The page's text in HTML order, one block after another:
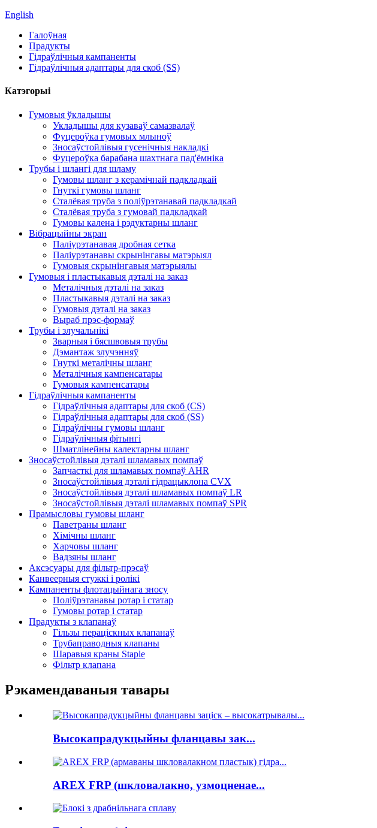
English
Галоўная
Прадукты
Гідраўлічныя кампаненты
Гідраўлічныя адаптары для скоб (SS)
Катэгорыі
Гумовыя ўкладышы
Укладышы для кузаваў самазвалаў
Фуцероўка гумовых млыноў
Зносаўстойлівыя гусенічныя накладкі
Фуцероўка барабана шахтнага пад'ёмніка
Трубы і шлангі для шламу
Гумовы шланг з керамічнай падкладкай
Гнуткі гумовы шланг
Сталёвая труба з поліўрэтанавай падкладкай
Сталёвая труба з гумовай падкладкай
Гумовы калена і рэдуктарны шланг
Вібрацыйны экран
Паліурэтанавая дробная сетка
Паліурэтанавы скрынінгавы матэрыял
Гумовыя скрынінгавыя матэрыялы
Гумовыя і пластыкавыя дэталі на заказ
Металічныя дэталі на заказ
Пластыкавыя дэталі на заказ
Гумовыя дэталі на заказ
Выраб прэс-формаў
Трубы і злучальнікі
Зварныя і бясшвовыя трубы
Дэмантаж злучэнняў
Гнуткі металічны шланг
Металічныя кампенсатары
Гумовыя кампенсатары
Гідраўлічныя кампаненты
Гідраўлічныя адаптары для скоб (CS)
Гідраўлічныя адаптары для скоб (SS)
Гідраўлічны гумовы шланг
Гідраўлічныя фітынгі
Шматлінейны калектарны шланг
Зносаўстойлівыя дэталі шламавых помпаў
Запчасткі для шламавых помпаў AHR
Зносаўстойлівыя дэталі гідрацыклона CVX
Зносаўстойлівыя дэталі шламавых помпаў LR
Зносаўстойлівыя дэталі шламавых помпаў SPR
Прамысловы гумовы шланг
Паветраны шланг
Хімічны шланг
Харчовы шланг
Вадзяны шланг
Аксэсуары для фільтр-прэсаў
Канвеерныя стужкі і ролікі
Кампаненты флотацыйнага зносу
Поліўрэтанавы ротар і статар
Гумовы ротар і статар
Прадукты з клапанаў
Гільзы пераціскных клапанаў
Трубаправодныя клапаны
Шаравыя краны Staple
Фільтр клапана
Рэкамендаваныя тавары
Высокапрадукцыйны фланцавы зак...
AREX FRP (шкловалакно, узмоцненае...